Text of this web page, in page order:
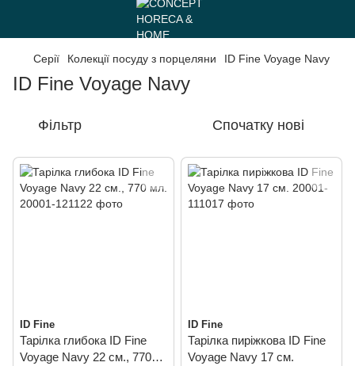
Серії Колекції посуду з порцеляни ID Fine Voyage Navy
ID Fine Voyage Navy
Фільтр Спочатку нові
ID Fine
Тарілка глибока ID Fine
Voyage Navy 22 см., 770
ID Fine
Тарілка пиріжкова ID Fine
Voyage Navy 17 см.